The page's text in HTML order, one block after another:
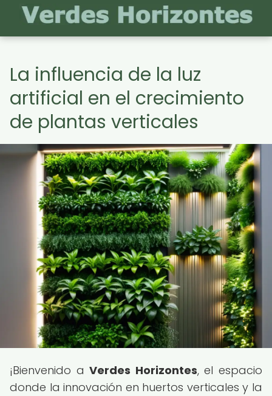
La influencia de la luz
artificial en el crecimiento
de plantas verticales
¡Bienvenido aVerdes Horizontes, el espacio
donde la innovación en huertos verticales y la